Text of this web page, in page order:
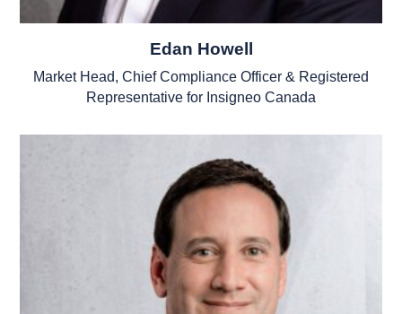
Edan Howell
Market Head, Chief Compliance Officer & Registered
Representative for Insigneo Canada